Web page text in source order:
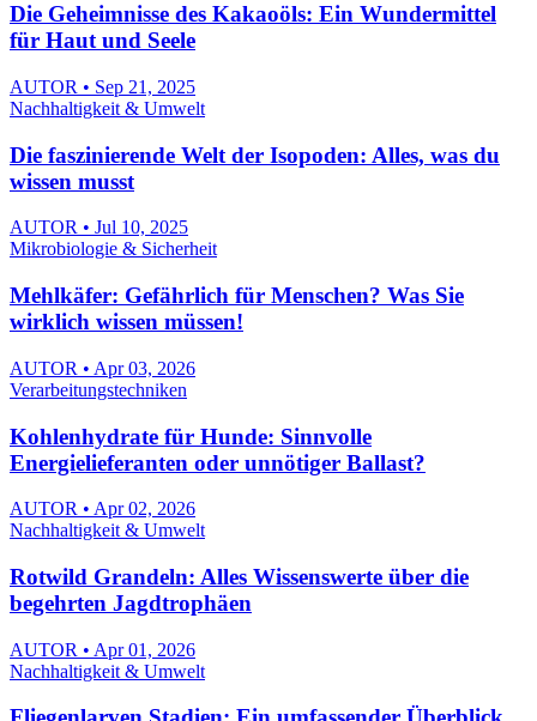
Die Geheimnisse des Kakaoöls: Ein Wundermittel
für Haut und Seele
AUTOR • Sep 21, 2025
Nachhaltigkeit & Umwelt
Die faszinierende Welt der Isopoden: Alles, was du
wissen musst
AUTOR • Jul 10, 2025
Mikrobiologie & Sicherheit
Mehlkäfer: Gefährlich für Menschen? Was Sie
wirklich wissen müssen!
AUTOR • Apr 03, 2026
Verarbeitungstechniken
Kohlenhydrate für Hunde: Sinnvolle
Energielieferanten oder unnötiger Ballast?
AUTOR • Apr 02, 2026
Nachhaltigkeit & Umwelt
Rotwild Grandeln: Alles Wissenswerte über die
begehrten Jagdtrophäen
AUTOR • Apr 01, 2026
Nachhaltigkeit & Umwelt